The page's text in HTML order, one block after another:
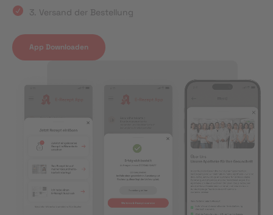
3. Versand der Bestellung
App Downloaden